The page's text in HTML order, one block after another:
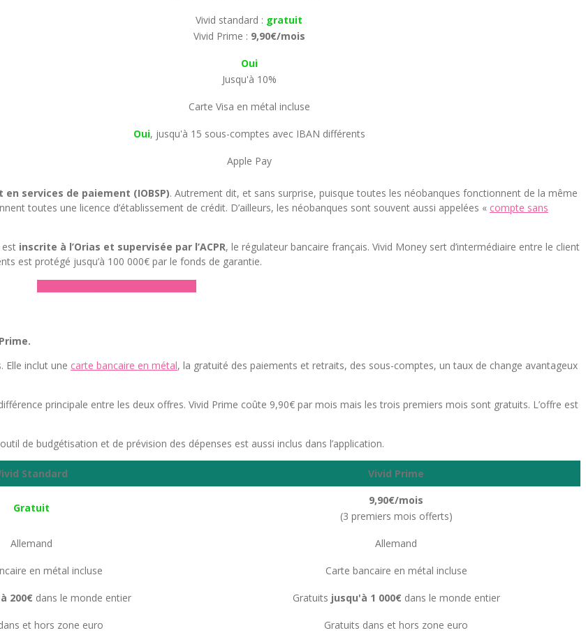
Vivid standard : gratuit
Vivid Prime : 9,90€/mois
Oui
Jusqu'à 10%
Carte Visa en métal incluse
Oui, jusqu'à 15 sous-comptes avec IBAN différents
Apple Pay
services de paiement (IOBSP). Autrement dit, et sans surprise, puisque toutes les néobanques fonctionnent de la même
toutes une licence d’établissement de crédit. D’ailleurs, les néobanques sont souvent aussi appelées « compte sans
est inscrite à l’Orias et supervisée par l’ACPR, le régulateur bancaire français. Vivid Money sert d’intermédiaire entre le client
est protégé jusqu’à 100 000€ par le fonds de garantie.
Elle inclut une carte bancaire en métal, la gratuité des paiements et retraits, des sous-comptes, un taux de change avantageux
principale entre les deux offres. Vivid Prime coûte 9,90€ par mois mais les trois premiers mois sont gratuits. L’offre est
de budgétisation et de prévision des dépenses est aussi inclus dans l’application.
Standard Vivid Prime
Gratuit
9,90€/mois
(3 premiers mois offerts)
Allemand Allemand
en métal incluse Carte bancaire en métal incluse
200€ dans le monde entier Gratuits jusqu'à 1 000€ dans le monde entier
et hors zone euro Gratuits dans et hors zone euro